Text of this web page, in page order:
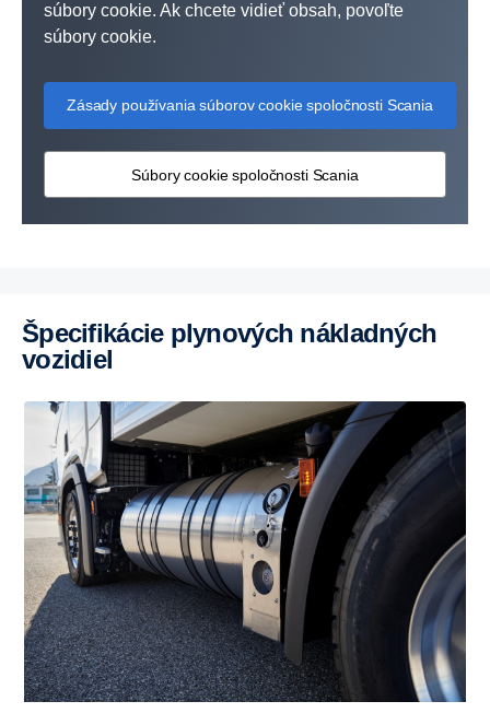
súbory cookie. Ak chcete vidieť obsah, povoľte
súbory cookie.
Zásady používania súborov cookie spoločnosti Scania
Súbory cookie spoločnosti Scania
Špecifikácie plynových nákladných
vozidiel